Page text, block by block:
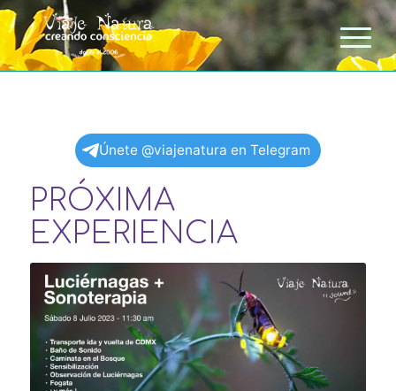
Únete @viajenatura en Telegram
PRÓXIMA
EXPERIENCIA